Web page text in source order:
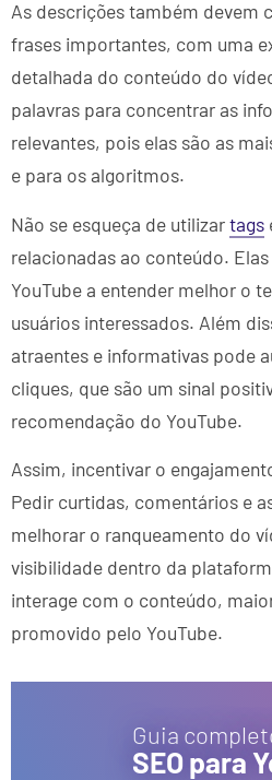
As descrições também devem
frases importantes, com uma
detalhada do conteúdo do
palavras para concentrar as
relevantes, pois elas são as
e para os algoritmos.
Não se esqueça de utilizartags
relacionadas ao conteúdo.
YouTube a entender melhor o
usuários interessados. Além
atraentes e informativas pode
cliques, que são um sinal
recomendação do YouTube.
Assim, incentivar o
Pedir curtidas, comentários e
melhorar o ranqueamento do
visibilidade dentro da
interage com o conteúdo,
promovido pelo YouTube.
Guia
SEO para